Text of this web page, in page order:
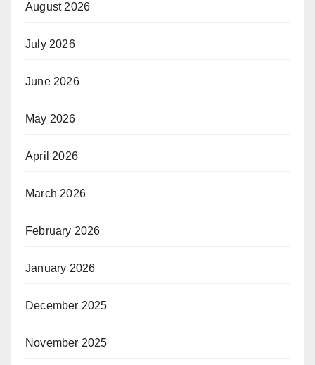
August 2026
July 2026
June 2026
May 2026
April 2026
March 2026
February 2026
January 2026
December 2025
November 2025